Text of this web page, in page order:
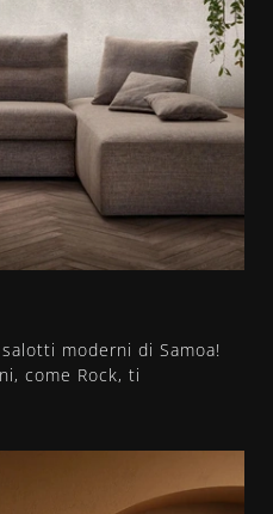
moderni di Samoa!
come Rock, ti